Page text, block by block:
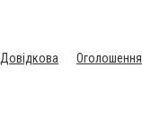
Довідкова Оголошення